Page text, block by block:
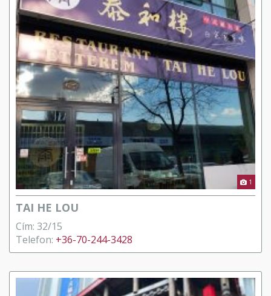
1
TAI HE LOU
Cím: 32/15
Telefon: +36-70-244-3428